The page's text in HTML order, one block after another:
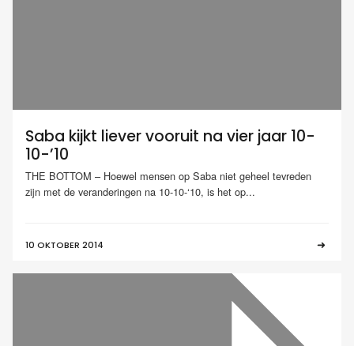
Saba kijkt liever vooruit na vier jaar 10-
10-’10
THE BOTTOM – Hoewel mensen op Saba niet geheel tevreden
zijn met de veranderingen na 10-10-‘10, is het op...
10 OKTOBER 2014